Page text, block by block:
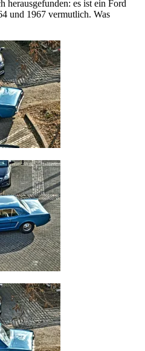
herausgefunden: es ist ein Ford
und 1967 vermutlich. Was